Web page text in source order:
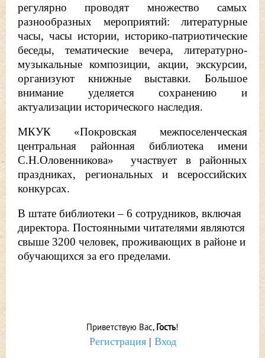
регулярно проводят множество самых
разнообразных мероприятий: литературные
часы, часы истории, историко-патриотические
беседы, тематические вечера, литературно-
музыкальные композиции, акции, экскурсии,
организуют книжные выставки. Большое
внимание уделяется сохранению и
актуализации исторического наследия.
МКУК «Покровская межпоселенческая
центральная районная библиотека имени
С.Н.Оловенникова» участвует в районных
праздниках, региональных и всероссийских
конкурсах.
В штате библиотеки – 6 сотрудников, включая
директора. Постоянными читателями являются
свыше 3200 человек, проживающих в районе и
обучающихся за его пределами.
Приветствую Вас, Гость!
Регистрация| Вход